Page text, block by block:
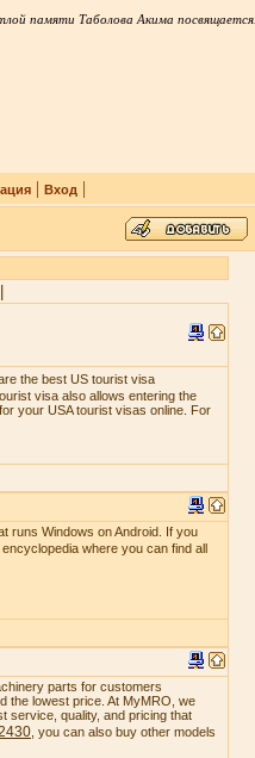
памяти Таболова Акима посвящается.
| Вход |
the best US tourist visa
visa also allows entering the
your USA tourist visas online. For
runs Windows on Android. If you
encyclopedia where you can find all
parts for customers
the lowest price. At MyMRO, we
service, quality, and pricing that
, you can also buy other models